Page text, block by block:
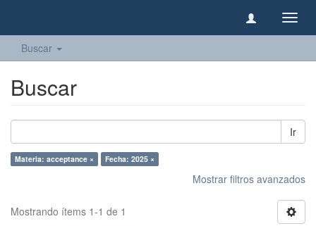
Buscar
Buscar
Ir
Materia: acceptance × Fecha: 2025 ×
Mostrar filtros avanzados
Mostrando ítems 1-1 de 1